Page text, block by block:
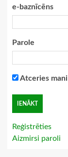
e-baznīcēns
Parole
Atceries mani
Reģistrēties
Aizmirsi paroli